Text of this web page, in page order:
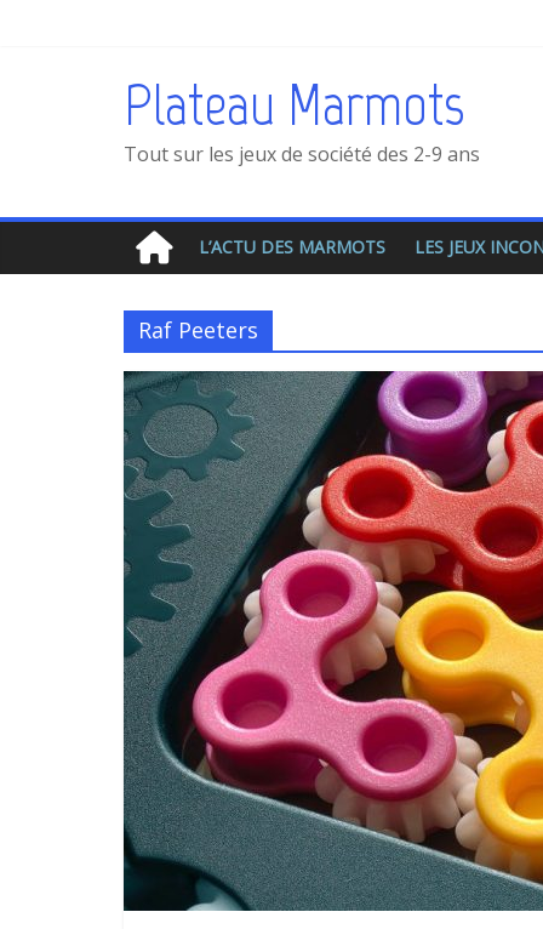
Plateau Marmots
Tout sur les jeux de société des 2-9 ans
L’ACTU DES MARMOTS LES JEUX
Raf Peeters